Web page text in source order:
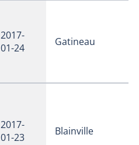
2017-
01-24
Gatineau
2017-
01-23
Blainville